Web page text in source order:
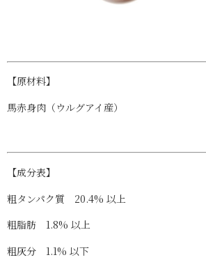
【原材料】
馬赤身肉（ウルグアイ産）
【成分表】
粗タンパク質 20.4% 以上
粗脂肪 1.8% 以上
粗灰分 1.1% 以下